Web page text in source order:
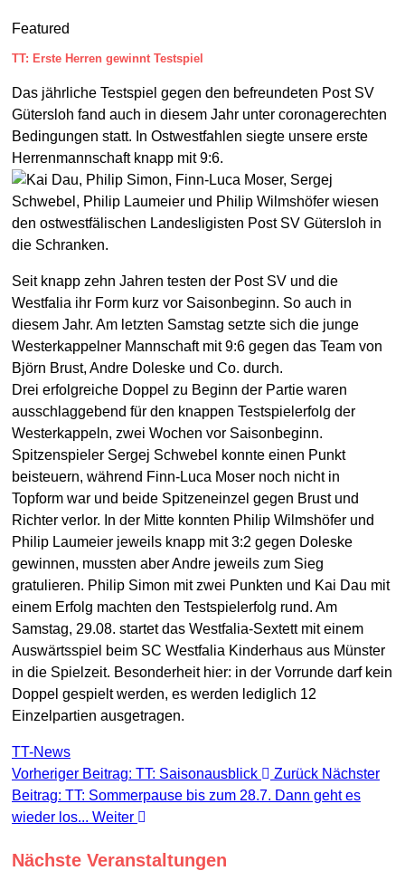
Featured
TT: Erste Herren gewinnt Testspiel
Das jährliche Testspiel gegen den befreundeten Post SV
Gütersloh fand auch in diesem Jahr unter coronagerechten
Bedingungen statt. In Ostwestfahlen siegte unsere erste
Herrenmannschaft knapp mit 9:6.
Seit knapp zehn Jahren testen der Post SV und die
Westfalia ihr Form kurz vor Saisonbeginn. So auch in
diesem Jahr. Am letzten Samstag setzte sich die junge
Westerkappelner Mannschaft mit 9:6 gegen das Team von
Björn Brust, Andre Doleske und Co. durch.
Drei erfolgreiche Doppel zu Beginn der Partie waren
ausschlaggebend für den knappen Testspielerfolg der
Westerkappeln, zwei Wochen vor Saisonbeginn.
Spitzenspieler Sergej Schwebel konnte einen Punkt
beisteuern, während Finn-Luca Moser noch nicht in
Topform war und beide Spitzeneinzel gegen Brust und
Richter verlor. In der Mitte konnten Philip Wilmshöfer und
Philip Laumeier jeweils knapp mit 3:2 gegen Doleske
gewinnen, mussten aber Andre jeweils zum Sieg
gratulieren. Philip Simon mit zwei Punkten und Kai Dau mit
einem Erfolg machten den Testspielerfolg rund. Am
Samstag, 29.08. startet das Westfalia-Sextett mit einem
Auswärtsspiel beim SC Westfalia Kinderhaus aus Münster
in die Spielzeit. Besonderheit hier: in der Vorrunde darf kein
Doppel gespielt werden, es werden lediglich 12
Einzelpartien ausgetragen.
TT-News
Vorheriger Beitrag: TT: Saisonausblick
Zurück Nächster
Beitrag: TT: Sommerpause bis zum 28.7. Dann geht es
wieder los... Weiter
Nächste Veranstaltungen